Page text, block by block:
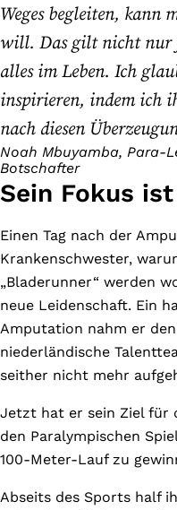
Weges begleiten, kann
will. Das gilt nicht nur
alles im Leben. Ich
inspirieren, indem ich
nach diesen
Noah Mbuyamba, Para-
Botschafter
Sein Fokus
Einen Tag nach der
Krankenschwester,
„Bladerunner“ werden
neue Leidenschaft. Ein
Amputation nahm er
niederländische
seither nicht mehr
Jetzt hat er sein Ziel für
den Paralympischen
100-Meter-Lauf zu
Abseits des Sports half